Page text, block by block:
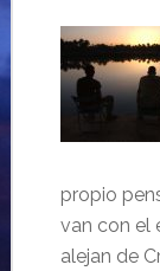
propio
van con el
alejan de